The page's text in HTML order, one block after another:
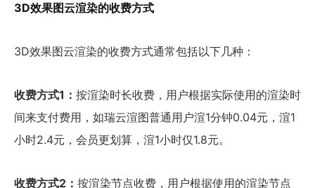
3D效果图云渲染的收费方式
3D效果图云渲染的收费方式通常包括以下几种：
收费方式1： 按渲染时长收费，用户根据实际使用的渲染时
间来支付费用，如瑞云渲图普通用户渲1分钟0.04元，渲1
小时2.4元，会员更划算，渲1小时仅1.8元。
收费方式2： 按渲染节点收费，用户根据使用的渲染节点